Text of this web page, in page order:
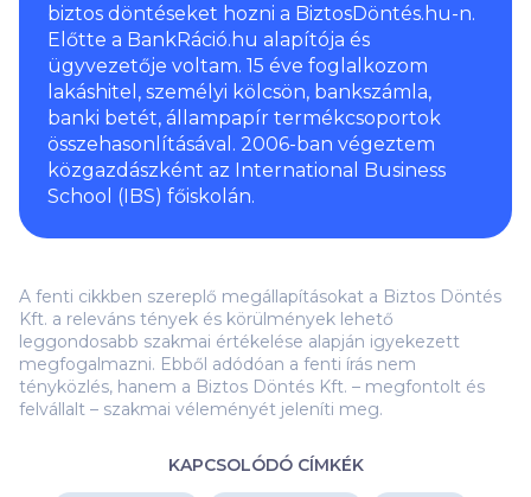
biztos döntéseket hozni a BiztosDöntés.hu-n.
Előtte a BankRáció.hu alapítója és
ügyvezetője voltam. 15 éve foglalkozom
lakáshitel, személyi kölcsön, bankszámla,
banki betét, állampapír termékcsoportok
összehasonlításával. 2006-ban végeztem
közgazdászként az International Business
School (IBS) főiskolán.
A fenti cikkben szereplő megállapításokat a Biztos Döntés
Kft. a releváns tények és körülmények lehető
leggondosabb szakmai értékelése alapján igyekezett
megfogalmazni. Ebből adódóan a fenti írás nem
tényközlés, hanem a Biztos Döntés Kft. – megfontolt és
felvállalt – szakmai véleményét jeleníti meg.
KAPCSOLÓDÓ CÍMKÉK